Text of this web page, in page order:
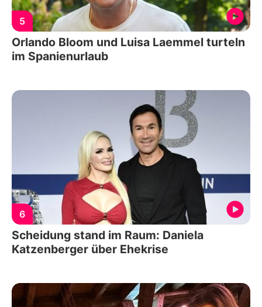
5
Orlando Bloom und Luisa Laemmel turteln
im Spanienurlaub
6
Scheidung stand im Raum: Daniela
Katzenberger über Ehekrise